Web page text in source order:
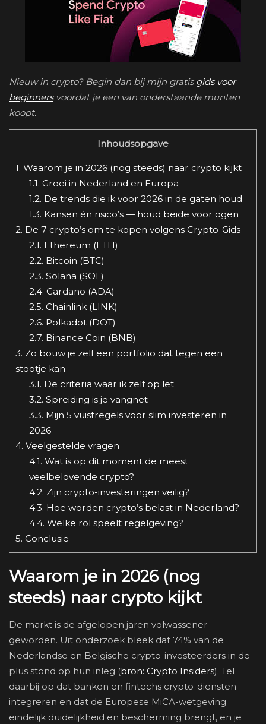
Nieuw in crypto? Begin dan bij mijn gratis gids voor
beginnersvoordat je een van onderstaande munten
koopt.
Inhoudsopgave
1. Waarom je in 2026 (nog steeds) naar crypto kijkt
1.1. Groei in Nederland en Europa
1.2. De trends die ik voor 2026 in de gaten houd
1.3. Kansen én risico’s — houd beide voor ogen
2. De 7 crypto’s om te kopen volgens Crypto-Gids
2.1. Ethereum (ETH)
2.2. Bitcoin (BTC)
2.3. Solana (SOL)
2.4. Cardano (ADA)
2.5. Chainlink (LINK)
2.6. Polkadot (DOT)
2.7. Binance Coin (BNB)
3. Zo bouw je zelf een portfolio dat tegen een
stootje kan
3.1. De criteria waar ik zelf op let
3.2. Spreiding is je vangnet
3.3. Mijn 5 vuistregels voor slim investeren in
2026
4. Veelgestelde vragen
4.1. Wat is op dit moment de meest
veelbelovende crypto?
4.2. Zijn crypto-investeringen veilig?
4.3. Hoe worden crypto’s belast in Nederland?
4.4. Welke rol speelt regelgeving?
5. Conclusie
Waarom je in 2026 (nog
steeds) naar crypto kijkt
De markt is de afgelopen jaren volwassener
geworden. Uit onderzoek bleek dat 74% van de
Nederlandse en Belgische crypto-investeerders in de
plus stond op hun inleg (bron: Crypto Insiders). Tel
daarbij op dat banken en fintechs crypto-diensten
integreren en dat de Europese MiCA-wetgeving
eindelijk duidelijkheid en bescherming brengt, en je